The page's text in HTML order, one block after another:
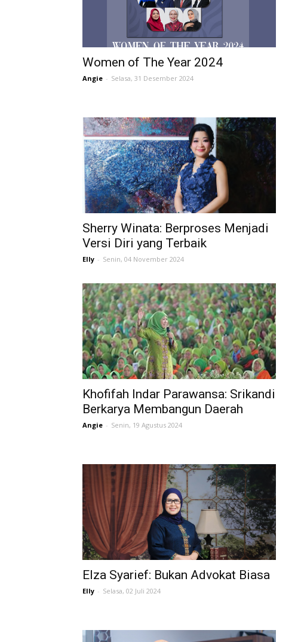
Women of The Year 2024
Angie - Selasa, 31 Desember 2024
Sherry Winata: Berproses Menjadi
Versi Diri yang Terbaik
Elly - Senin, 04 November 2024
Khofifah Indar Parawansa: Srikandi
Berkarya Membangun Daerah
Angie - Senin, 19 Agustus 2024
Elza Syarief: Bukan Advokat Biasa
Elly - Selasa, 02 Juli 2024